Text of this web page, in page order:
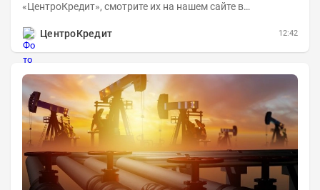
«ЦентроКредит», смотрите их на нашем сайте в
ЦентроКредит
12:42